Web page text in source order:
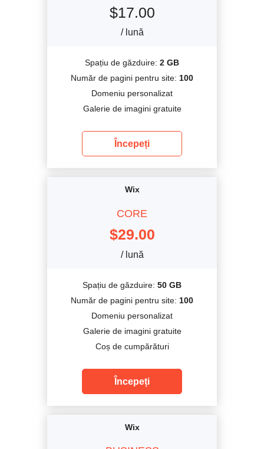
$17.00
/ lună
Spațiu de găzduire: 2 GB
Număr de pagini pentru site: 100
Domeniu personalizat
Galerie de imagini gratuite
Începeți
Wix
CORE
$29.00
/ lună
Spațiu de găzduire: 50 GB
Număr de pagini pentru site: 100
Domeniu personalizat
Galerie de imagini gratuite
Coș de cumpărături
Începeți
Wix